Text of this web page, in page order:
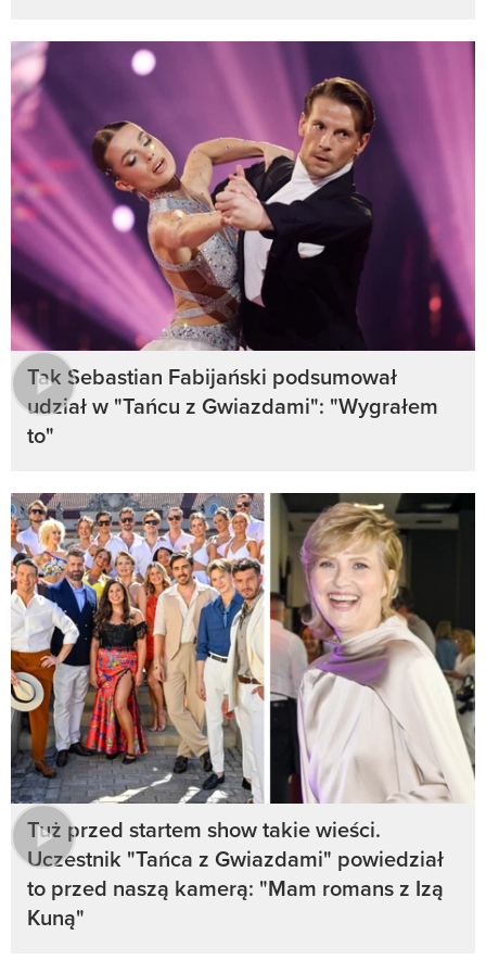
Tak Sebastian Fabijański podsumował
udział w "Tańcu z Gwiazdami": "Wygrałem
to"
Tuż przed startem show takie wieści.
Uczestnik "Tańca z Gwiazdami" powiedział
to przed naszą kamerą: "Mam romans z Izą
Kuną"